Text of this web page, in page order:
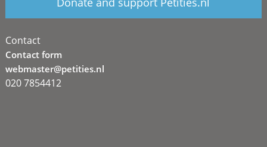
Contact
Contact form
webmaster@petities.nl
020 7854412